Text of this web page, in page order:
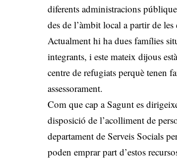
diferents administracions
des de l’àmbit local a partir de
Actualment hi ha dues famílies
integrants, i este mateix dijous
centre de refugiats perquè tenen
assessorament.
Com que cap a Sagunt es
disposició de l’acolliment de
departament de Serveis Socials
poden emprar part d’estos